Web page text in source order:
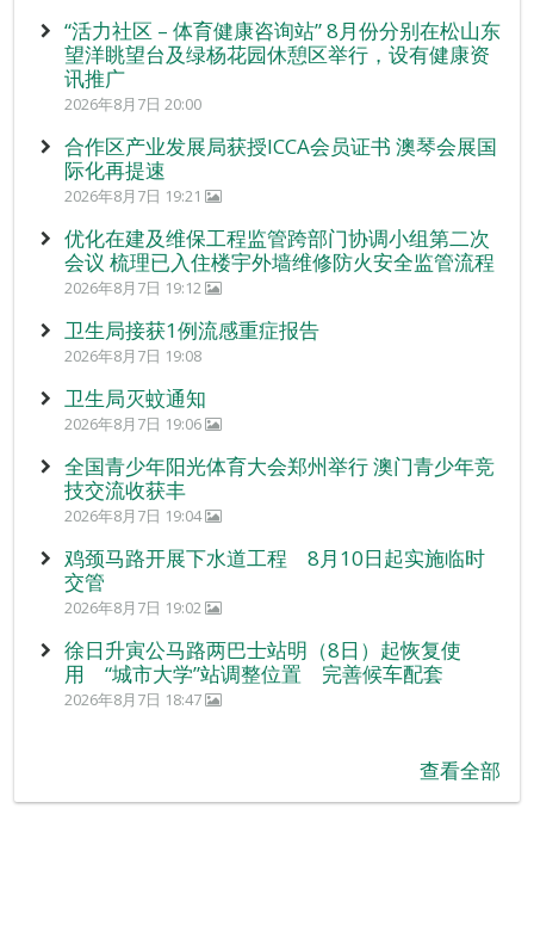
“活力社区 – 体育健康咨询站” 8月份分别在松山东
望洋眺望台及绿杨花园休憩区举行，设有健康资
讯推广
2026年8月7日 20:00
合作区产业发展局获授ICCA会员证书 澳琴会展国
际化再提速
2026年8月7日 19:21
优化在建及维保工程监管跨部门协调小组第二次
会议 梳理已入住楼宇外墙维修防火安全监管流程
2026年8月7日 19:12
卫生局接获1例流感重症报告
2026年8月7日 19:08
卫生局灭蚊通知
2026年8月7日 19:06
全国青少年阳光体育大会郑州举行 澳门青少年竞
技交流收获丰
2026年8月7日 19:04
鸡颈马路开展下水道工程 8月10日起实施临时
交管
2026年8月7日 19:02
徐日升寅公马路两巴士站明（8日）起恢复使
用 “城市大学”站调整位置 完善候车配套
2026年8月7日 18:47
查看全部